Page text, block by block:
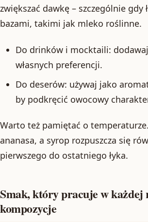
zwiększać dawkę – szczególnie
bazami, takimi jak mleko roślinne.
Do drinków i mocktaili:
własnych preferencji.
Do deserów: używaj jako
by podkręcić owocowy
Warto też pamiętać o
ananasa, a syrop rozpuszcza się
pierwszego do ostatniego łyka.
Smak, który pracuje w każdej
kompozycje